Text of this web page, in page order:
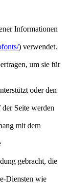
Informationen
) verwendet.
um sie für
oder den
Seite werden
mit dem
gebracht, die
Diensten wie